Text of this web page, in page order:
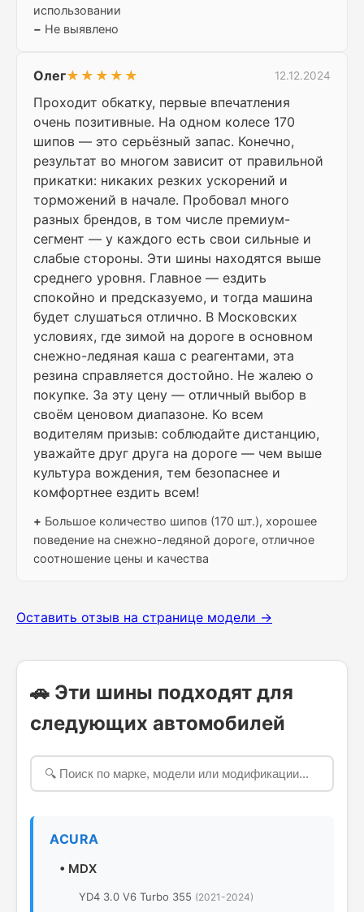
использовании
− Не выявлено
Олег★★★★★ 12.12.2024
Проходит обкатку, первые впечатления
очень позитивные. На одном колесе 170
шипов — это серьёзный запас. Конечно,
результат во многом зависит от правильной
прикатки: никаких резких ускорений и
торможений в начале. Пробовал много
разных брендов, в том числе премиум-
сегмент — у каждого есть свои сильные и
слабые стороны. Эти шины находятся выше
среднего уровня. Главное — ездить
спокойно и предсказуемо, и тогда машина
будет слушаться отлично. В Московских
условиях, где зимой на дороге в основном
снежно-ледяная каша с реагентами, эта
резина справляется достойно. Не жалею о
покупке. За эту цену — отличный выбор в
своём ценовом диапазоне. Ко всем
водителям призыв: соблюдайте дистанцию,
уважайте друг друга на дороге — чем выше
культура вождения, тем безопаснее и
комфортнее ездить всем!
+ Большое количество шипов (170 шт.), хорошее
поведение на снежно-ледяной дороге, отличное
соотношение цены и качества
Оставить отзыв на странице модели →
🚗 Эти шины подходят для
следующих автомобилей
ACURA
• MDX
YD4 3.0 V6 Turbo 355 (2021-2024)